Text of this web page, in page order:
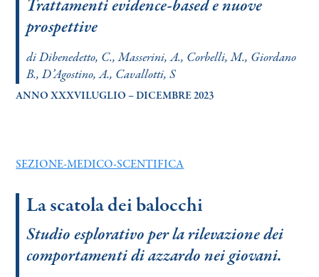
Trattamenti evidence-based e nuove
prospettive
di Dibenedetto, C., Masserini, A., Corbelli, M., Giordano
B., D’Agostino, A., Cavallotti, S
ANNO XXXVILUGLIO – DICEMBRE 2023
SEZIONE-MEDICO-SCENTIFICA
La scatola dei balocchi
Studio esplorativo per la rilevazione dei
comportamenti di azzardo nei giovani.